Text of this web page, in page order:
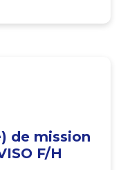
de mission
F/H